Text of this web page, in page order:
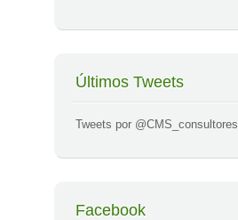
Últimos Tweets
Tweets por @CMS_consultores
Facebook